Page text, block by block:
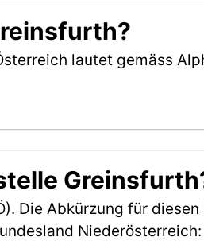
lautet gemäss
Die Abkürzung für
Niederösterreich: